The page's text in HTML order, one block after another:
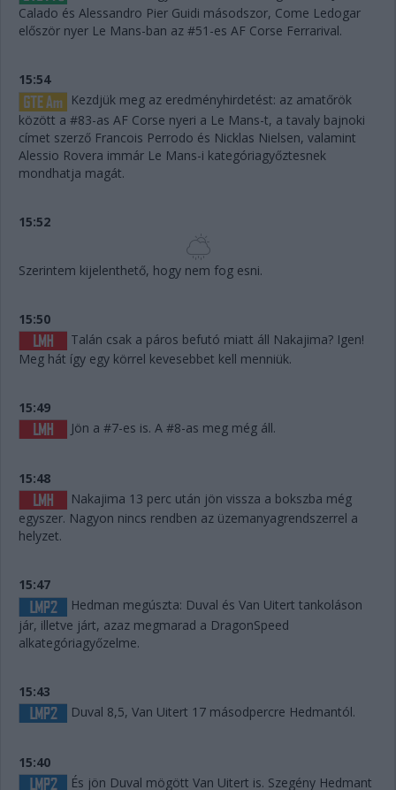
Calado és Alessandro Pier Guidi másodszor, Come Ledogar
először nyer Le Mans-ban az #51-es AF Corse Ferrarival.
15:54
Kezdjük meg az eredményhirdetést: az amatőrök
között a #83-as AF Corse nyeri a Le Mans-t, a tavaly bajnoki
címet szerző Francois Perrodo és Nicklas Nielsen, valamint
Alessio Rovera immár Le Mans-i kategóriagyőztesnek
mondhatja magát.
15:52
Szerintem kijelenthető, hogy nem fog esni.
15:50
Talán csak a páros befutó miatt áll Nakajima? Igen!
Meg hát így egy körrel kevesebbet kell menniük.
15:49
Jön a #7-es is. A #8-as meg még áll.
15:48
Nakajima 13 perc után jön vissza a bokszba még
egyszer. Nagyon nincs rendben az üzemanyagrendszerrel a
helyzet.
15:47
Hedman megúszta: Duval és Van Uitert tankoláson
jár, illetve járt, azaz megmarad a DragonSpeed
alkategóriagyőzelme.
15:43
Duval 8,5, Van Uitert 17 másodpercre Hedmantól.
15:40
És jön Duval mögött Van Uitert is. Szegény Hedmant